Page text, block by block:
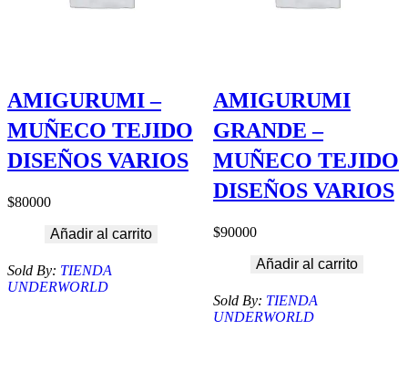
AMIGURUMI –
MUÑECO TEJIDO
DISEÑOS VARIOS
$80000
Añadir al carrito
Sold By: TIENDA
UNDERWORLD
AMIGURUMI
GRANDE –
MUÑECO TEJIDO
DISEÑOS VARIOS
$90000
Añadir al carrito
Sold By: TIENDA
UNDERWORLD